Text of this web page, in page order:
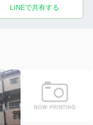
LINEで共有する